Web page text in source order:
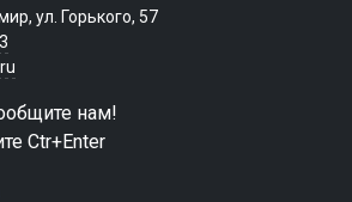
ул. Горького, 57
нам!
Ctr+Enter